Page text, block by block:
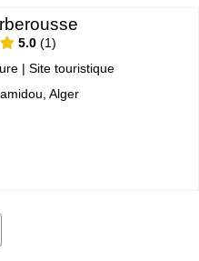
5.0
1
|Site touristique
Alger